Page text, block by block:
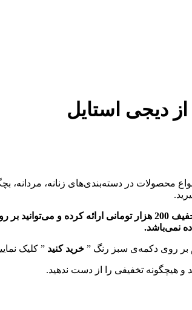
محصولات در دسته‌بندی‌های زنانه، مردانه،
نمی‌باشد.
خرید کنید ” کلیک
و هیچگونه تخفیفی را از دست ندهید.